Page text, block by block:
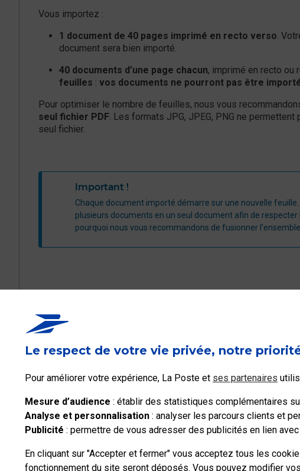
Le respect de votre vie privée, notre
Pour améliorer votre expérience, La Poste et ses partenaires
Mesure d’audience : établir des statistiques complémentaires
Analyse et personnalisation : analyser les parcours clients et
Publicité : permettre de vous adresser des publicités en lien
En cliquant sur "Accepter et fermer" vous acceptez tous les
fonctionnement du site seront déposés. Vous pouvez modifier
Vous importez :
1 document de 40 pages imprimé en recto verso .
document sera bien importé.
40 documents d’une page chacun, imprimé en recto ou
feuilles : vos documents ne pourront pas être
Pour optimiser le nombre de feuilles, nous vous
seul fichier PDF . Les formats JPG, JPEG, PNG ne
seul fichier.
Important !
Chaque document importé démarre sur une nouvelle
plusieurs documents en un seul document afin de
pourquoi nous vous recommandons de fusionner
Oui